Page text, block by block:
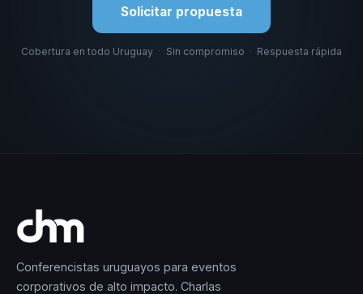
Solicitar propuesta
Cobertura en todo Uruguay · Sin compromiso · Respuesta rápida
Conferencistas uruguayos para eventos
corporativos de alto impacto. Charlas